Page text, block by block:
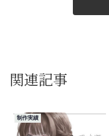
関連記事
制作実績